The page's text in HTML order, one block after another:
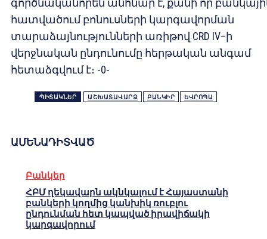
գործնականորեն անհնար է, քանի որ
հատվածում բոնուսների կարգավորման
տարաձայնությունների առիթով CRD IV–ի
վերջնական ընդունումը հերթական անգամ
հետաձգվում է։ -0-
ՊԻՏԱԿՆԵՐ ԱՇԽԱՏԱՎԱՐՁ ԲԱՆԿԻՐ ԵՎՐՈՊԱ
ԱՄԵՆԱԴԻՏՎԱԾ
Բանկեր
ՀԲՄ ղեկավարն ակնկալում է Հայաստանի
բանկերի կողմից կանխիկ ռուբլու
ընդունման հետ կապված իրավիճակի
կարգավորում